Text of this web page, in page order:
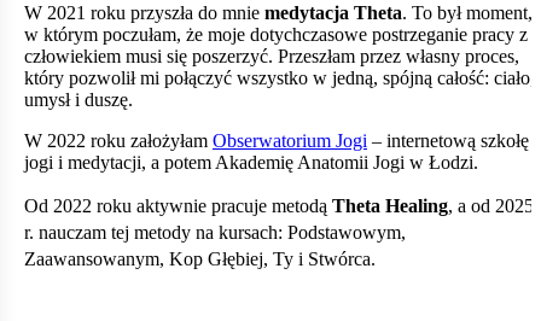
W 2021 roku przyszła do mnie medytacja Theta. To był moment,
w którym poczułam, że moje dotychczasowe postrzeganie pracy z
człowiekiem musi się poszerzyć. Przeszłam przez własny proces,
który pozwolił mi połączyć wszystko w jedną, spójną całość: ciało,
umysł i duszę.
W 2022 roku założyłam Obserwatorium Jogi – internetową szkołę
jogi i medytacji, a potem Akademię Anatomii Jogi w Łodzi.
Od 2022 roku aktywnie pracuje metodą Theta Healing, a od 2025
r. nauczam tej metody na kursach: Podstawowym,
Zaawansowanym, Kop Głębiej, Ty i Stwórca.